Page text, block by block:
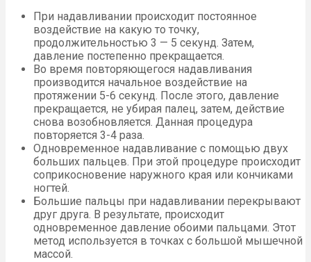
При надавливании происходит постоянное
воздействие на какую то точку,
продолжительностью 3 — 5 секунд. Затем,
давление постепенно прекращается.
Во время повторяющегося надавливания
производится начальное воздействие на
протяжении 5-6 секунд. После этого, давление
прекращается, не убирая палец, затем, действие
снова возобновляется. Данная процедура
повторяется 3-4 раза.
Одновременное надавливание с помощью двух
больших пальцев. При этой процедуре происходит
соприкосновение наружного края или кончиками
ногтей.
Большие пальцы при надавливании перекрывают
друг друга. В результате, происходит
одновременное давление обоими пальцами. Этот
метод используется в точках с большой мышечной
массой.